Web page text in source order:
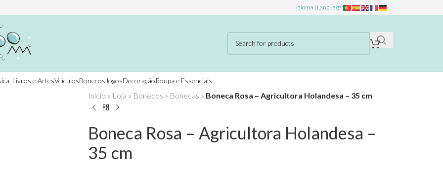
Idioma | Language:
Livros e ArtesVeículosBonecos JogosDecoraçãoRoupa e Essenciais
Início » Loja » Bonecos » Bonecas » Boneca Rosa – Agricultora Holandesa – 35 cm
Boneca Rosa – Agricultora Holandesa –
35 cm